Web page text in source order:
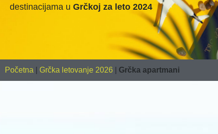
destinacijama u Grčkoj za leto 2024
Početna Grčka letovanje 2026 Grčka apartmani